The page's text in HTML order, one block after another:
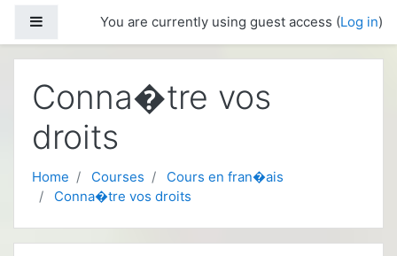
Side panelYou are currently using guest access (Log in)
Conna�tre vos
droits
Home Courses
Cours en fran�ais
Conna�tre vos droits